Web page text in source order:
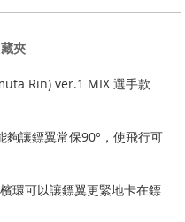
夾
Rin) ver.1 MIX 選手款
夠讓鏢翼常保90°，使飛行可
環可以讓鏢翼更緊地卡在鏢